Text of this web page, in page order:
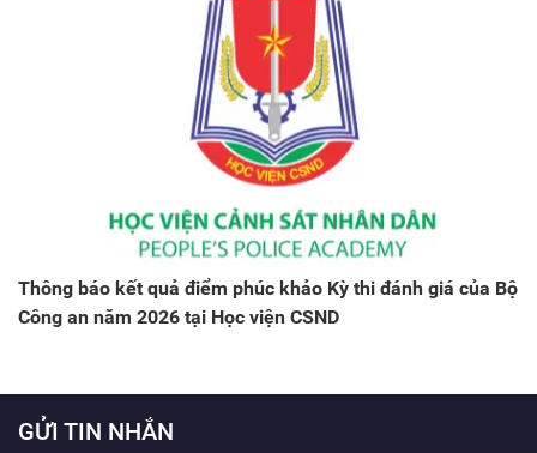
Thông báo kết quả điểm phúc khảo Kỳ thi đánh giá của Bộ
Công an năm 2026 tại Học viện CSND
GỬI TIN NHẮN